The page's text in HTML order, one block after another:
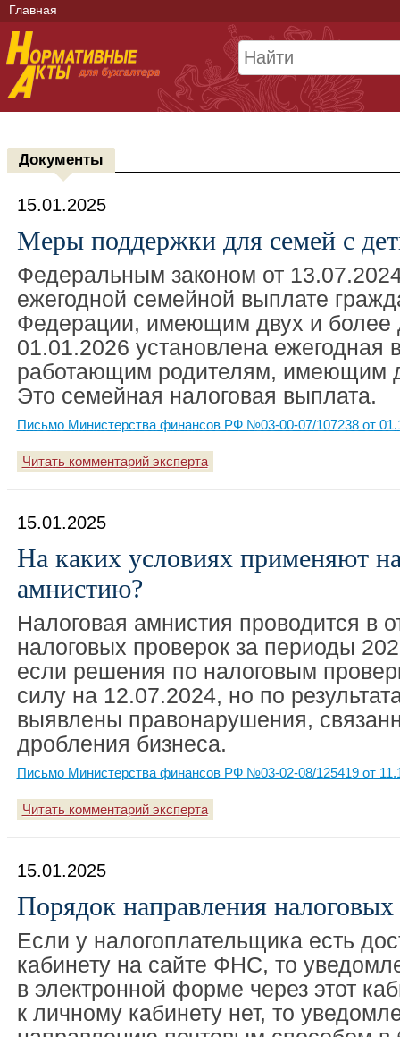
Главная
Документы
15.01.2025
Меры поддержки для семей с
Федеральным законом от
ежегодной семейной выплате
Федерации, имеющим двух и более
01.01.2026 установлена ежегодная
работающим родителям, имеющим
Это семейная налоговая выплата.
Письмо Министерства финансов РФ №03-00-07/107238 от
Читать комментарий эксперта
15.01.2025
На каких условиях применяют
амнистию?
Налоговая амнистия проводится в
налоговых проверок за периоды
если решения по налоговым
силу на 12.07.2024, но по
выявлены правонарушения,
дробления бизнеса.
Письмо Министерства финансов РФ №03-02-08/125419 от
Читать комментарий эксперта
15.01.2025
Порядок направления
Если у налогоплательщика есть
кабинету на сайте ФНС, то
в электронной форме через этот
к личному кабинету нет, то